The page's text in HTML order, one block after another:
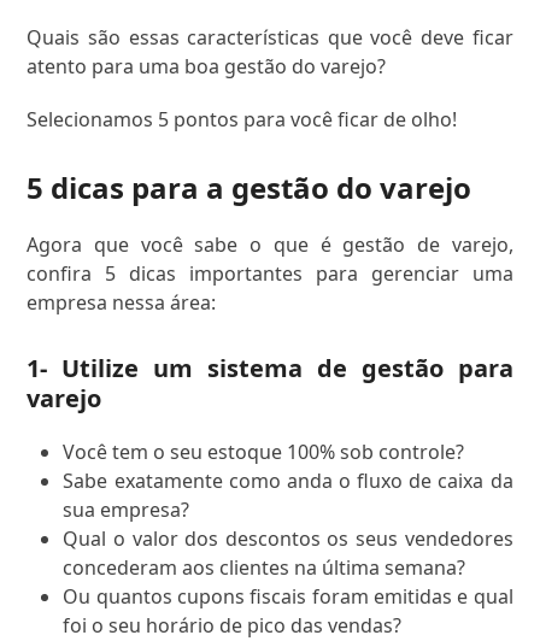
Quais são essas características que você deve ficar
atento para uma boa gestão do varejo?
Selecionamos 5 pontos para você ficar de olho!
5 dicas para a gestão do varejo
Agora que você sabe o que é gestão de varejo,
confira 5 dicas importantes para gerenciar uma
empresa nessa área:
1- Utilize um sistema de gestão para
varejo
Você tem o seu estoque 100% sob controle?
Sabe exatamente como anda o fluxo de caixa da
sua empresa?
Qual o valor dos descontos os seus vendedores
concederam aos clientes na última semana?
Ou quantos cupons fiscais foram emitidas e qual
foi o seu horário de pico das vendas?